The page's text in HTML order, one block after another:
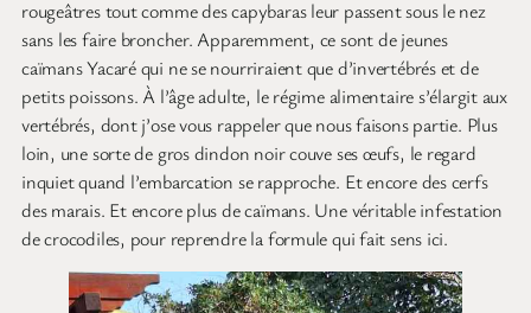
rougeâtres tout comme des capybaras leur passent sous le nez
sans les faire broncher. Apparemment, ce sont de jeunes
caïmans Yacaré qui ne se nourriraient que d’invertébrés et de
petits poissons. À l’âge adulte, le régime alimentaire s’élargit aux
vertébrés, dont j’ose vous rappeler que nous faisons partie. Plus
loin, une sorte de gros dindon noir couve ses œufs, le regard
inquiet quand l’embarcation se rapproche. Et encore des cerfs
des marais. Et encore plus de caïmans. Une véritable infestation
de crocodiles, pour reprendre la formule qui fait sens ici.